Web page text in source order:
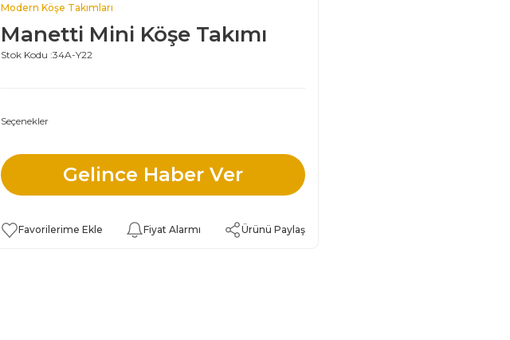
Modern Köşe Takımları
Manetti Mini Köşe Takımı
Stok Kodu :34A-Y22
Seçenekler
Gelince Haber Ver
Fiyat Alarmı Ürünü Paylaş